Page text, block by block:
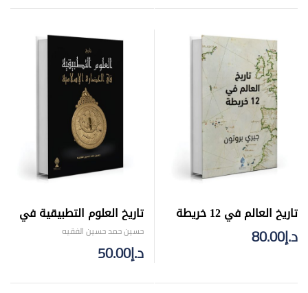
تاريخ العالم في 12 خريطة
د.إ80.00
تاريخ العلوم التطبيقية في
الحضارة الإسلامية
حسين حمد حسين الفقيه
د.إ50.00